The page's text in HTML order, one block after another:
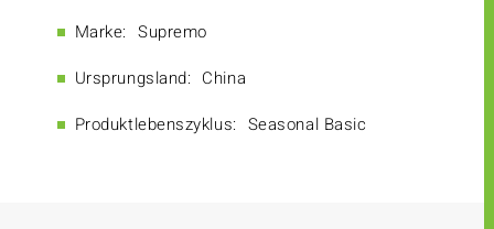
Marke: Supremo
Ursprungsland: China
Produktlebenszyklus: Seasonal Basic